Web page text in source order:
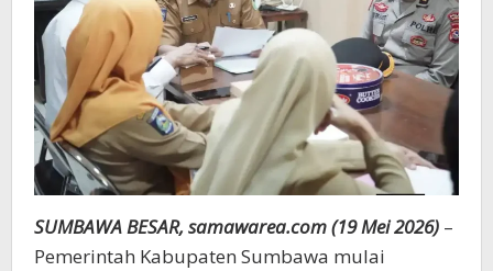
SUMBAWA BESAR, samawarea.com (19 Mei 2026) –
Pemerintah Kabupaten Sumbawa mulai